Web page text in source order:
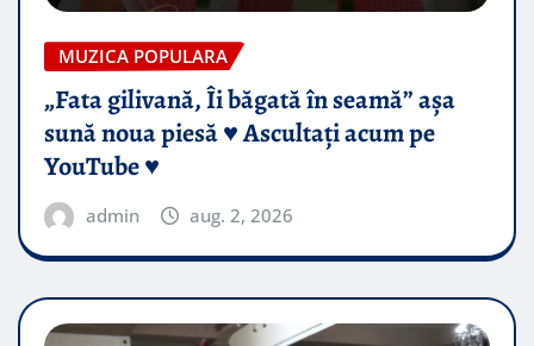
MUZICA POPULARA
„Fata gilivană, Îi băgată în seamă” așa
sună noua piesă ♥️ Ascultați acum pe
YouTube ♥️
admin aug. 2, 2026